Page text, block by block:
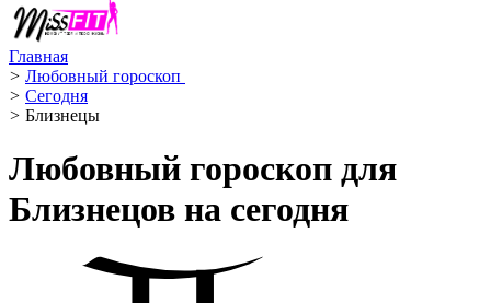
Главная
> Любовный гороскоп ️
> Сегодня
> Близнецы ️
Любовный гороскоп для
Близнецов на сегодня